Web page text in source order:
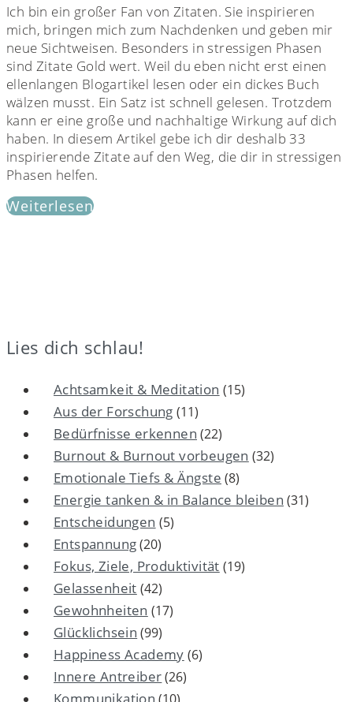
Ich bin ein großer Fan von Zitaten. Sie inspirieren
mich, bringen mich zum Nachdenken und geben mir
neue Sichtweisen. Besonders in stressigen Phasen
sind Zitate Gold wert. Weil du eben nicht erst einen
ellenlangen Blogartikel lesen oder ein dickes Buch
wälzen musst. Ein Satz ist schnell gelesen. Trotzdem
kann er eine große und nachhaltige Wirkung auf dich
haben. In diesem Artikel gebe ich dir deshalb 33
inspirierende Zitate auf den Weg, die dir in stressigen
Phasen helfen.
Weiterlesen
Lies dich schlau!
Achtsamkeit & Meditation (15)
Aus der Forschung (11)
Bedürfnisse erkennen (22)
Burnout & Burnout vorbeugen (32)
Emotionale Tiefs & Ängste (8)
Energie tanken & in Balance bleiben (31)
Entscheidungen (5)
Entspannung(20)
Fokus, Ziele, Produktivität (19)
Gelassenheit (42)
Gewohnheiten (17)
Glücklichsein (99)
Happiness Academy (6)
Innere Antreiber(26)